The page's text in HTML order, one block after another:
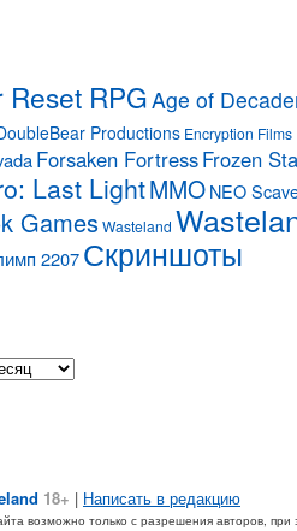
Reset RPGAge of
Productions Encryption Films
Forsaken FortressFrozen
Last LightMMONEO
GamesWasteland
2207Скриншоты
18+ | Написать в редакцию
возможно только с разрешения авторов,